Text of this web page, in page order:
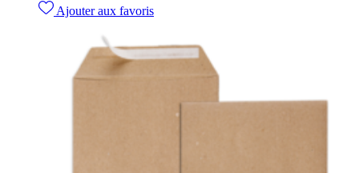
Ajouter aux favoris